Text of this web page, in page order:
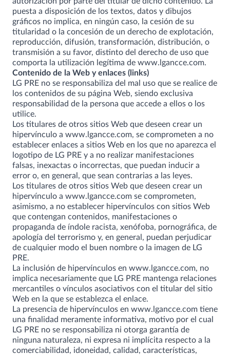
puesta a disposición de los textos, datos y dibujos
gráficos no implica, en ningún caso, la cesión de su
titularidad o la concesión de un derecho de explotación,
reproducción, difusión, transformación, distribución, o
transmisión a su favor, distinto del derecho de uso que
comporta la utilización legítima de www.lgancce.com.
Contenido de la Web y enlaces (links)
LG PRE no se responsabiliza del mal uso que se realice de
los contenidos de su página Web, siendo exclusiva
responsabilidad de la persona que accede a ellos o los
utilice.
Los titulares de otros sitios Web que deseen crear un
hipervínculo a www.lgancce.com, se comprometen a no
establecer enlaces a sitios Web en los que no aparezca el
logotipo de LG PRE y a no realizar manifestaciones
falsas, inexactas o incorrectas, que puedan inducir a
error o, en general, que sean contrarias a las leyes.
Los titulares de otros sitios Web que deseen crear un
hipervínculo a www.lgancce.com se comprometen,
asimismo, a no establecer hipervínculos con sitios Web
que contengan contenidos, manifestaciones o
propaganda de índole racista, xenófoba, pornográfica, de
apología del terrorismo y, en general, puedan perjudicar
de cualquier modo el buen nombre o la imagen de LG
PRE.
La inclusión de hipervínculos en www.lgancce.com, no
implica necesariamente que LG PRE mantenga relaciones
mercantiles o vínculos asociativos con el titular del sitio
Web en la que se establezca el enlace.
La presencia de hipervínculos en www.lgancce.com tiene
una finalidad meramente informativa, motivo por el cual
LG PRE no se responsabiliza ni otorga garantía de
ninguna naturaleza, ni expresa ni implícita respecto a la
comerciabilidad, idoneidad, calidad, características,